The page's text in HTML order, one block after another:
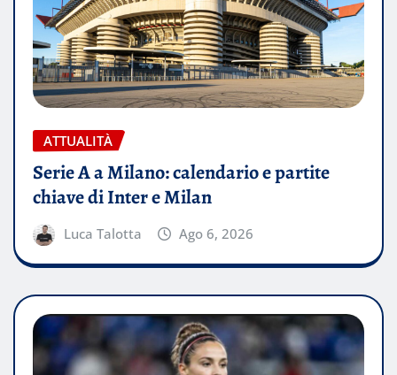
ATTUALITÀ
Serie A a Milano: calendario e partite
chiave di Inter e Milan
Luca Talotta Ago 6, 2026